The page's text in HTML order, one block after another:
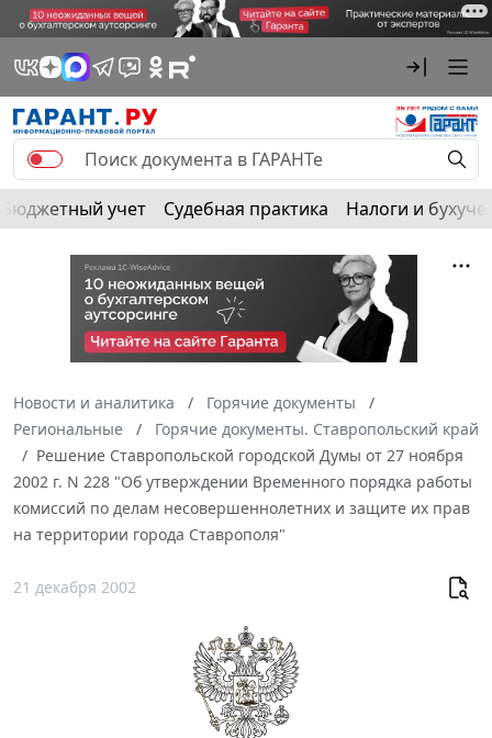
Бюджетный учет Судебная практика Налоги и
Новости и аналитика
Горячие документы
Региональные
Горячие документы. Ставропольский край
Решение Ставропольской городской Думы от 27 ноября
2002 г. N 228 "Об утверждении Временного порядка работы
комиссий по делам несовершеннолетних и защите их прав
на территории города Ставрополя"
21 декабря 2002